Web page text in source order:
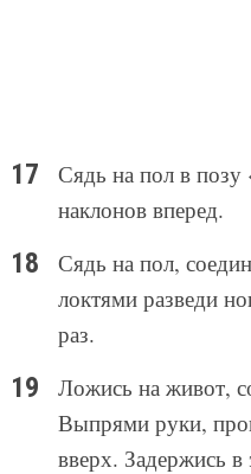
Сядь на пол в позу
наклонов вперед.
Сядь на пол,
локтями разведи
раз.
Ложись на живот,
Выпрями руки,
вверх. Задержись